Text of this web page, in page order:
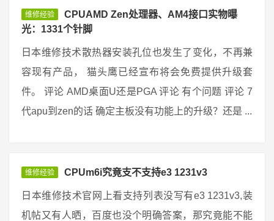
维修经验
CPUAMD Zen处理器、AM4接口实物曝
光：1331个针脚
日本维修技术散热器安装孔位也发生了变化，不再兼
容现有产品， 猫头鹰已经宣布将会免费提供升级套
件。 评论 AMD桌面U还是PGA 评论 有个问题 评论 7
代apu到zen的话 确定主板没有功能上的升级？还是 ...
维修经验 CPUm6i究竟支不支持e3 1231v3
日本维修技术官网上看支持列表没写有e3 1231v3,装
机帖又有人晒，百度也没个明确答案，那究竟能不能